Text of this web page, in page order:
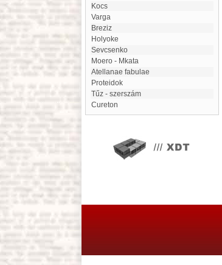
Kocs
varga
Breziz
Holyoke
Sevcsenko
Moero - Mkata
Atellanae fabulae
Proteidok
Tűz - szerszám
Cureton